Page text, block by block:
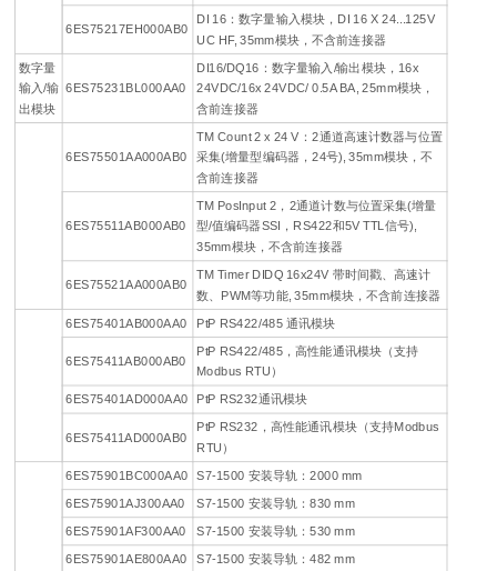
6ES75217EH000AB0
DI 16：数字量输入模块，DI 16 X 24...125V
UC HF, 35mm模块，不含前连接器
数字量
输入/输
出模块
6ES75231BL000AA0
DI16/DQ16：数字量输入/输出模块，16x
24VDC/16x 24VDC/ 0.5A BA, 25mm模块，
含前连接器
6ES75501AA000AB0
TM Count 2 x 24 V：2通道高速计数器与位置
采集(增量型编码器，24号), 35mm模块，不
含前连接器
6ES75511AB000AB0
TM PosInput 2，2通道计数与位置采集(增量
型/值编码器SSI，RS422和5V TTL信号),
35mm模块，不含前连接器
6ES75521AA000AB0
TM Timer DIDQ 16x24V 带时间戳、高速计
数、PWM等功能, 35mm模块，不含前连接器
6ES75401AB000AA0
PtP RS422/485 通讯模块
6ES75411AB000AB0
PtP RS422/485，高性能通讯模块（支持
Modbus RTU）
6ES75401AD000AA0
PtP RS232通讯模块
6ES75411AD000AB0
PtP RS232，高性能通讯模块（支持Modbus
RTU）
6ES75901BC000AA0
S7-1500 安装导轨：2000 mm
6ES75901AJ300AA0
S7-1500 安装导轨：830 mm
6ES75901AF300AA0
S7-1500 安装导轨：530 mm
6ES75901AE800AA0
S7-1500 安装导轨：482 mm